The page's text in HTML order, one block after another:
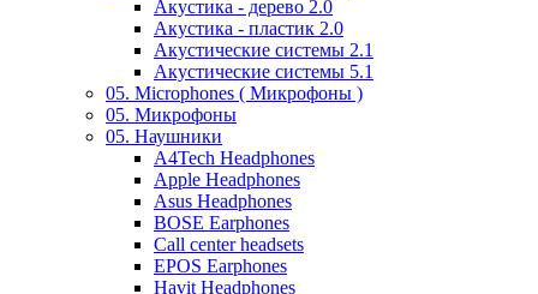
Акустика - дерево 2.0
Акустика - пластик 2.0
Акустические системы 2.1
Акустические системы 5.1
05. Microphones ( Микрофоны )
05. Микрофоны
05. Наушники
A4Tech Headphones
Apple Headphones
Asus Headphones
BOSE Earphones
Call center headsets
EPOS Earphones
Havit Headphones